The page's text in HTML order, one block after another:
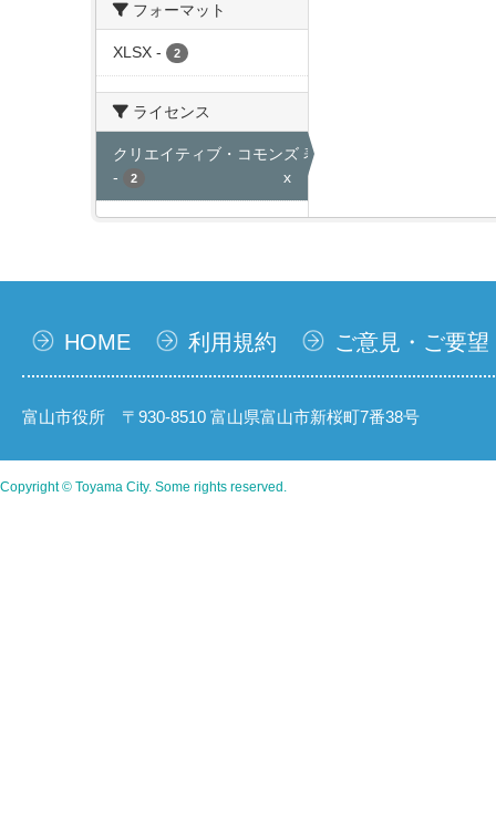
フォーマット
XLSX - 2
ライセンス
クリエイティブ・コモンズ 表示
-
2 x
HOME 利用規約 ご意見・ご要望
富山市役所 〒930-8510 富山県富山市新桜町7番38号
Copyright © Toyama City. Some rights reserved.